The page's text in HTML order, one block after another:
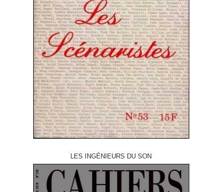
LES INGÉNIEURS DU SON